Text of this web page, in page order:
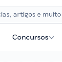
Concursos